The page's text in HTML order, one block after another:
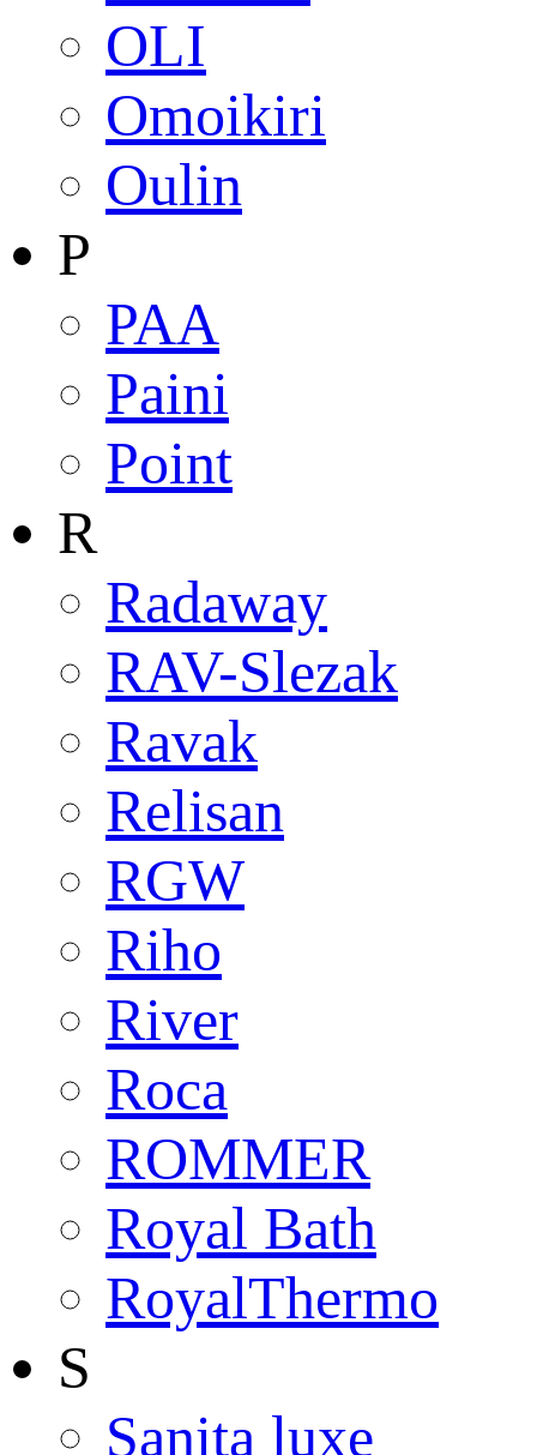
OLI
Omoikiri
Oulin
P
PAA
Paini
Point
R
Radaway
RAV-Slezak
Ravak
Relisan
RGW
Riho
River
Roca
ROMMER
Royal Bath
RoyalThermo
S
Sanita luxe